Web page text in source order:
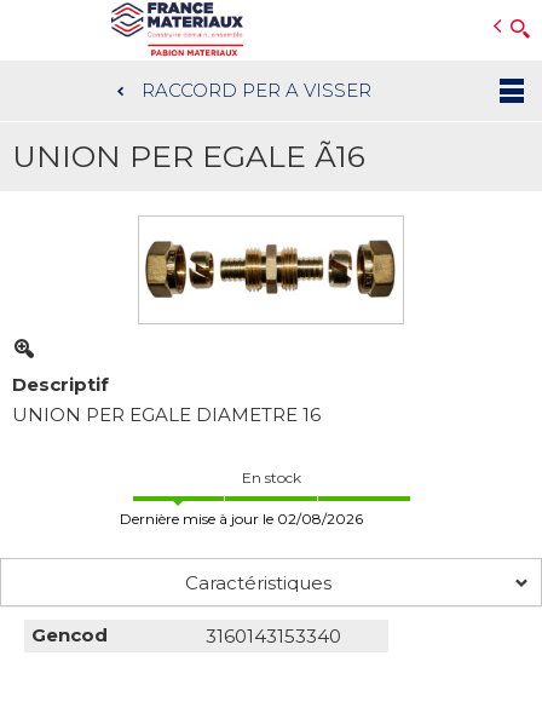
au
contenu
RACCORD PER A VISSER
UNION PER EGALE Ã16
Descriptif
UNION PER EGALE DIAMETRE 16
En stock
Dernière mise à jour le 02/08/2026
Caractéristiques
Gencod 3160143153340